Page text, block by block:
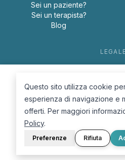
Sei un paziente?
Sei un terapista?
Blog
Cookie
© 2026 D.Lab S.r.l.
Questo sito utilizza cookie
esperienza di navigazione e
offerti. Per maggiori
Policy.
Preferenze Rifiuta